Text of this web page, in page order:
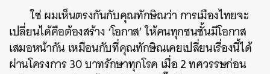
ใช่ ผมเห็นตรงกันกับคุณทักษิณว่า การเมืองไทยจะ
เปลี่ยนได้คือต้องสร้าง ‘โอกาส’ ให้คนทุกชนชั้นมีโอกาส
เสมอหน้ากัน เหมือนกับที่คุณทักษิณเคยเปลี่ยนเรื่องนี้ได้
ผ่านโครงการ 30 บาทรักษาทุกโรค เมื่อ 2 ทศวรรษก่อน